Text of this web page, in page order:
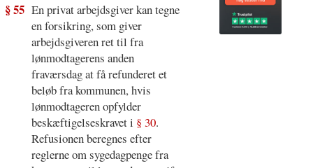
§ 55 En privat arbejdsgiver kan tegne
en forsikring, som giver
arbejdsgiveren ret til fra
lønmodtagerens anden
fraværsdag at få refunderet et
beløb fra kommunen, hvis
lønmodtageren opfylder
beskæftigelseskravet i § 30.
Refusionen beregnes efter
reglerne om sygedagpenge fra